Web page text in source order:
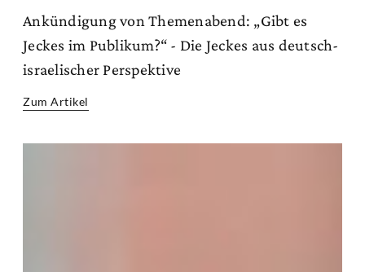
Ankündigung von Themenabend: „Gibt es
Jeckes im Publikum?“ - Die Jeckes aus deutsch-
israelischer Perspektive
Zum Artikel